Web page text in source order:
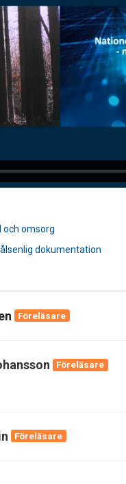
och omsorg
dokumentation
Föreläsare
Föreläsare
Föreläsare